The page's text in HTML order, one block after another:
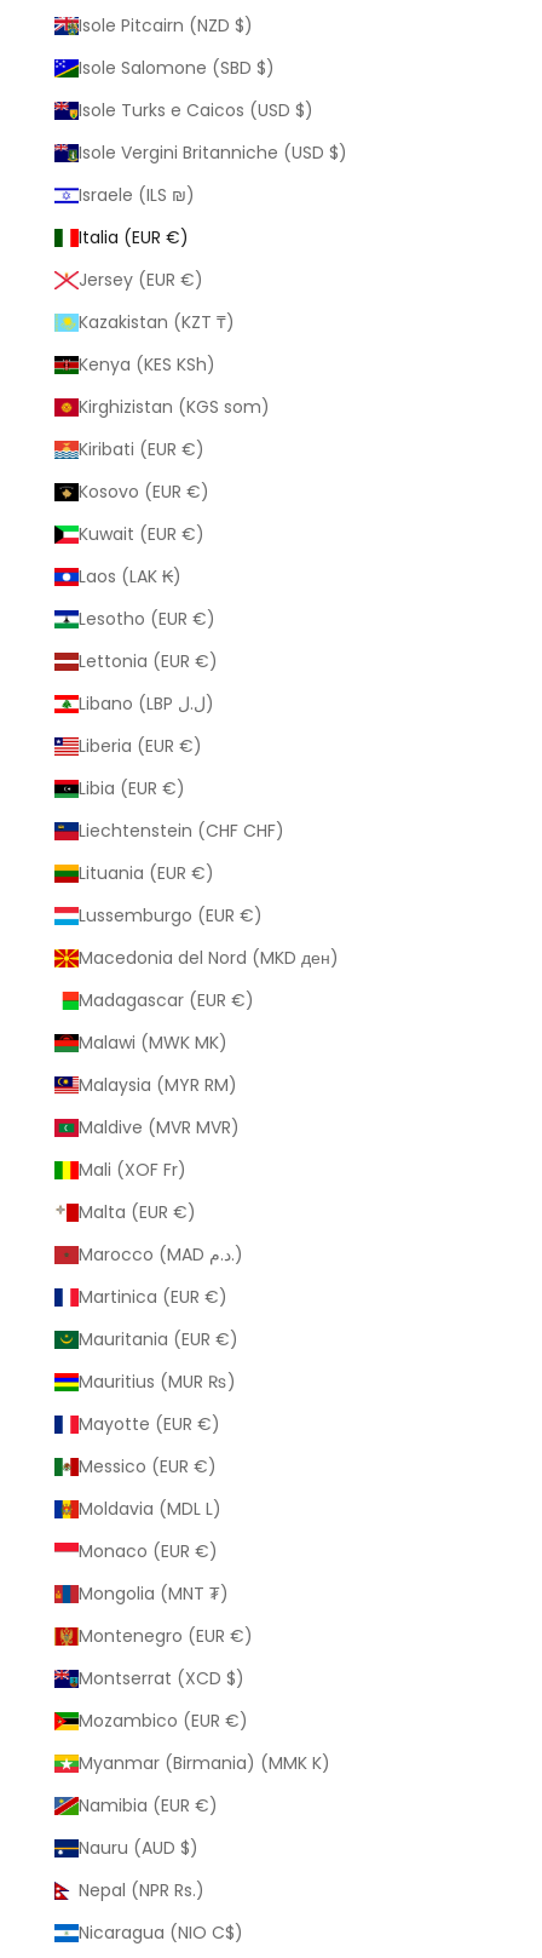
Isole Pitcairn (NZD $)
Isole Salomone (SBD $)
Isole Turks e Caicos (USD $)
Isole Vergini Britanniche (USD $)
Israele (ILS ₪)
Italia (EUR €)
Jersey (EUR €)
Kazakistan (KZT ₸)
Kenya (KES KSh)
Kirghizistan (KGS som)
Kiribati (EUR €)
Kosovo (EUR €)
Kuwait (EUR €)
Laos (LAK ₭)
Lesotho (EUR €)
Lettonia (EUR €)
Libano (LBP ل.ل)
Liberia (EUR €)
Libia (EUR €)
Liechtenstein (CHF CHF)
Lituania (EUR €)
Lussemburgo (EUR €)
Macedonia del Nord (MKD ден)
Madagascar (EUR €)
Malawi (MWK MK)
Malaysia (MYR RM)
Maldive (MVR MVR)
Mali (XOF Fr)
Malta (EUR €)
Marocco (MAD د.م.)
Martinica (EUR €)
Mauritania (EUR €)
Mauritius (MUR ₨)
Mayotte (EUR €)
Messico (EUR €)
Moldavia (MDL L)
Monaco (EUR €)
Mongolia (MNT ₮)
Montenegro (EUR €)
Montserrat (XCD $)
Mozambico (EUR €)
Myanmar (Birmania) (MMK K)
Namibia (EUR €)
Nauru (AUD $)
Nepal (NPR Rs.)
Nicaragua (NIO C$)